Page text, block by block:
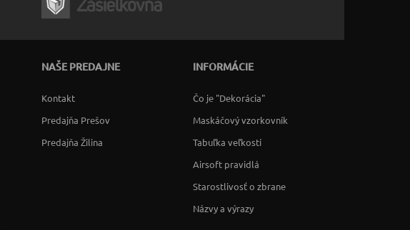
NAŠE PREDAJNE
Kontakt
Predajňa Prešov
Predajňa Žilina
INFORMÁCIE
Čo je "Dekorácia"
Maskáčový vzorkovník
Tabuľka veľkostí
Airsoft pravidlá
Starostlivosť o zbrane
Názvy a výrazy